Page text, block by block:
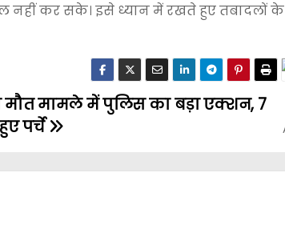
नहीं कर सके। इसे ध्यान में रखते हुए तबादलों के
मौत मामले में पुलिस का बड़ा एक्शन, 7
पर्चे